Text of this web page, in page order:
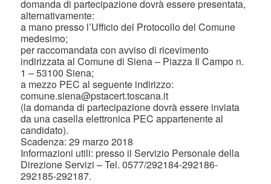
domanda di partecipazione dovrà essere presentata,
alternativamente:
a mano presso l’Ufficio del Protocollo del Comune
medesimo;
per raccomandata con avviso di ricevimento
indirizzata al Comune di Siena – Piazza Il Campo n.
1 – 53100 Siena;
a mezzo PEC al seguente indirizzo:
comune.siena@pstacert.toscana.it
(la domanda di partecipazione dovrà essere inviata
da una casella elettronica PEC appartenente al
candidato).
Scadenza: 29 marzo 2018
Informazioni utili: presso il Servizio Personale della
Direzione Servizi – Tel. 0577/292184-292186-
292185-292187.